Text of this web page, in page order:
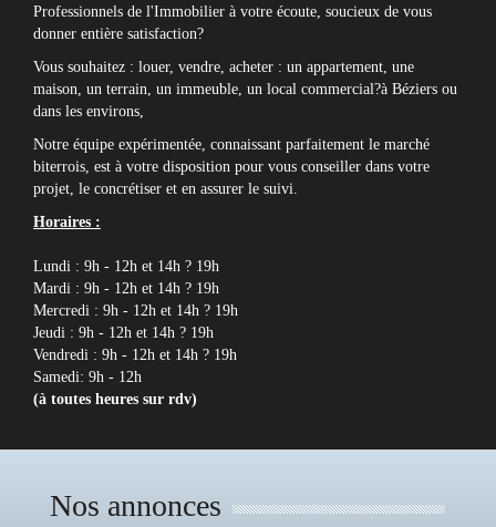
Professionnels de l'Immobilier à votre écoute, soucieux de vous
donner entière satisfaction?
Vous souhaitez : louer, vendre, acheter : un appartement, une
maison, un terrain, un immeuble, un local commercial?à Béziers ou
dans les environs,
Notre équipe expérimentée, connaissant parfaitement le marché
biterrois, est à votre disposition pour vous conseiller dans votre
projet, le concrétiser et en assurer le suivi.
Horaires :
Lundi : 9h - 12h et 14h ? 19h
Mardi : 9h - 12h et 14h ? 19h
Mercredi : 9h - 12h et 14h ? 19h
Jeudi : 9h - 12h et 14h ? 19h
Vendredi : 9h - 12h et 14h ? 19h
Samedi: 9h - 12h
(à toutes heures sur rdv)
Nos annonces